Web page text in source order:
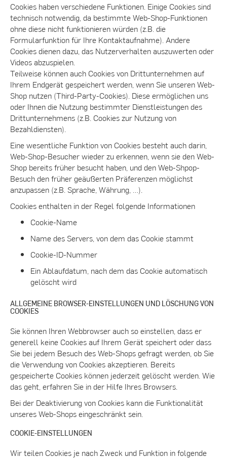
Cookies haben verschiedene Funktionen. Einige Cookies sind
technisch notwendig, da bestimmte Web-Shop-Funktionen
ohne diese nicht funktionieren würden (z.B. die
Formularfunktion für Ihre Kontaktaufnahme). Andere
Cookies dienen dazu, das Nutzerverhalten auszuwerten oder
Videos abzuspielen.
Teilweise können auch Cookies von Drittunternehmen auf
Ihrem Endgerät gespeichert werden, wenn Sie unseren Web-
Shop nutzen (Third-Party-Cookies). Diese ermöglichen uns
oder Ihnen die Nutzung bestimmter Dienstleistungen des
Drittunternehmens (z.B. Cookies zur Nutzung von
Bezahldiensten).
Eine wesentliche Funktion von Cookies besteht auch darin,
Web-Shop-Besucher wieder zu erkennen, wenn sie den Web-
Shop bereits früher besucht haben, und den Web-Shpop-
Besuch den früher geäußerten Präferenzen möglichst
anzupassen (z.B. Sprache, Währung, …).
Cookies enthalten in der Regel folgende Informationen
Cookie-Name
Name des Servers, von dem das Cookie stammt
Cookie-ID-Nummer
Ein Ablaufdatum, nach dem das Cookie automatisch
gelöscht wird
ALLGEMEINE BROWSER-EINSTELLUNGEN UND LÖSCHUNG VON
COOKIES
Sie können Ihren Webbrowser auch so einstellen, dass er
generell keine Cookies auf Ihrem Gerät speichert oder dass
Sie bei jedem Besuch des Web-Shops gefragt werden, ob Sie
die Verwendung von Cookies akzeptieren. Bereits
gespeicherte Cookies können jederzeit gelöscht werden. Wie
das geht, erfahren Sie in der Hilfe Ihres Browsers.
Bei der Deaktivierung von Cookies kann die Funktionalität
unseres Web-Shops eingeschränkt sein.
COOKIE-EINSTELLUNGEN
Wir teilen Cookies je nach Zweck und Funktion in folgende